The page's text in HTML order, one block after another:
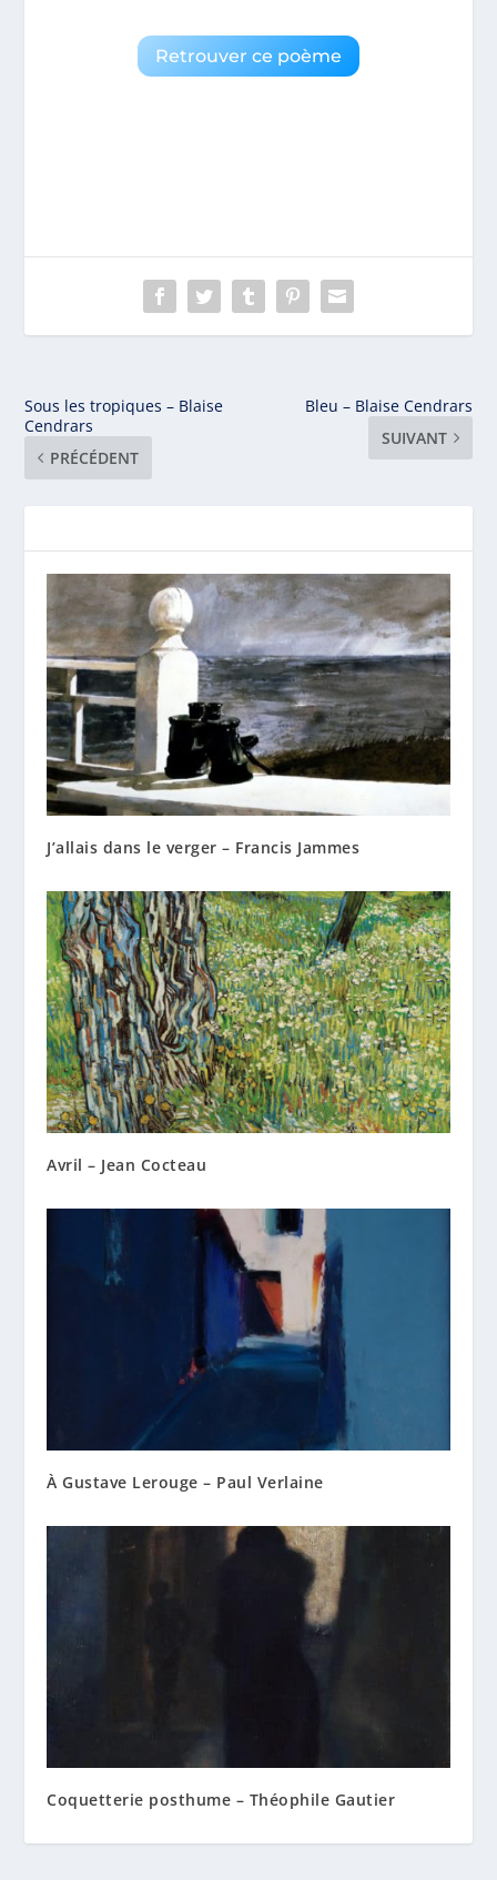
Retrouver ce poème
Sous les tropiques – Blaise
Cendrars
PRÉCÉDENT
Bleu – Blaise Cendrars
SUIVANT
J’allais dans le verger – Francis Jammes
Avril – Jean Cocteau
À Gustave Lerouge – Paul Verlaine
Coquetterie posthume – Théophile Gautier